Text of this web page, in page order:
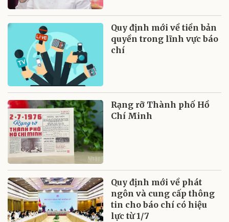
Quy định mới về tiền bản
quyền trong lĩnh vực báo
chí
Rạng rỡ Thành phố Hồ
Chí Minh
Quy định mới về phát
ngôn và cung cấp thông
tin cho báo chí có hiệu
lực từ 1/7